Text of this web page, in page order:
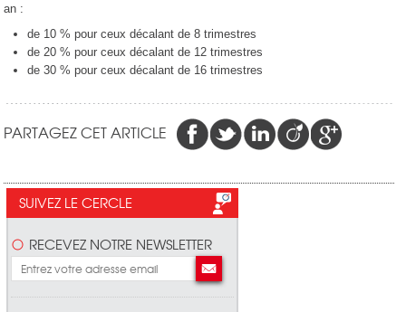
an :
de 10 % pour ceux décalant de 8 trimestres
de 20 % pour ceux décalant de 12 trimestres
de 30 % pour ceux décalant de 16 trimestres
PARTAGEZ CET ARTICLE
SUIVEZ LE CERCLE
RECEVEZ NOTRE NEWSLETTER